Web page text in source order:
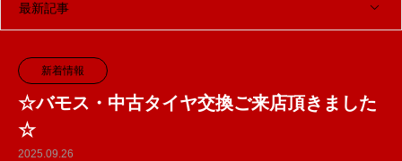
最新記事
新着情報
☆バモス・中古タイヤ交換ご来店頂きました
☆
2025.09.26